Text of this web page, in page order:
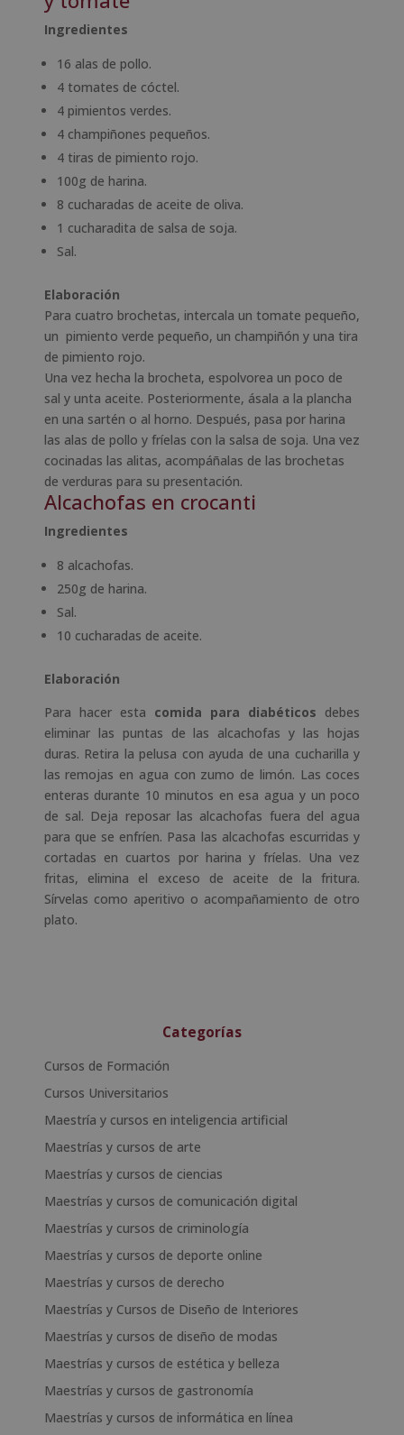
Ingredientes
16 alas de pollo.
4 tomates de cóctel.
4 pimientos verdes.
4 champiñones pequeños.
4 tiras de pimiento rojo.
100g de harina.
8 cucharadas de aceite de oliva.
1 cucharadita de salsa de soja.
Sal.
Elaboración
Para cuatro brochetas, intercala un tomate pequeño,
un pimiento verde pequeño, un champiñón y una tira
de pimiento rojo.
Una vez hecha la brocheta, espolvorea un poco de
sal y unta aceite. Posteriormente, ásala a la plancha
en una sartén o al horno. Después, pasa por harina
las alas de pollo y fríelas con la salsa de soja. Una vez
cocinadas las alitas, acompáñalas de las brochetas
de verduras para su presentación.
Alcachofas en crocanti
Ingredientes
8 alcachofas.
250g de harina.
Sal.
10 cucharadas de aceite.
Elaboración
Para hacer esta comida para diabéticos debes
eliminar las puntas de las alcachofas y las hojas
duras. Retira la pelusa con ayuda de una cucharilla y
las remojas en agua con zumo de limón. Las coces
enteras durante 10 minutos en esa agua y un poco
de sal. Deja reposar las alcachofas fuera del agua
para que se enfríen. Pasa las alcachofas escurridas y
cortadas en cuartos por harina y fríelas. Una vez
fritas, elimina el exceso de aceite de la fritura.
Sírvelas como aperitivo o acompañamiento de otro
plato.
Categorías
Cursos de Formación
Cursos Universitarios
Maestría y cursos en inteligencia artificial
Maestrías y cursos de arte
Maestrías y cursos de ciencias
Maestrías y cursos de comunicación digital
Maestrías y cursos de criminología
Maestrías y cursos de deporte online
Maestrías y cursos de derecho
Maestrías y Cursos de Diseño de Interiores
Maestrías y cursos de diseño de modas
Maestrías y cursos de estética y belleza
Maestrías y cursos de gastronomía
Maestrías y cursos de informática en línea